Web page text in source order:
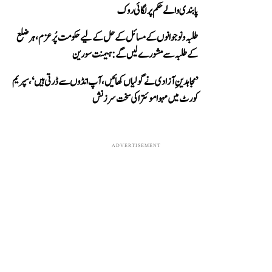
پابندی والے حکم پر لگائی روک
طلبہ و نوجوانوں کے مسائل کے حل کے لیے حکومت پُرعزم، ہر ضلع
کے طلبہ سے مشورے لیں گے: ہیمنت سورین
’مجاہدینِ آزادی نے گولیاں کھائیں، آپ انڈوں سے ڈرتی ہیں‘، سپریم
کورٹ میں مہوا موئترا کی سخت سرزنش
ADVERTISEMENT